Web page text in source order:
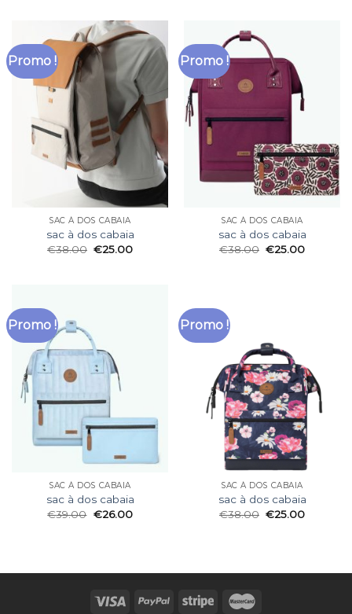
Promo !
SAC À DOS CABAIA
sac à dos cabaia
€38.00 €25.00
Promo !
SAC À DOS CABAIA
sac à dos cabaia
€38.00 €25.00
Promo !
SAC À DOS CABAIA
sac à dos cabaia
€39.00 €26.00
Promo !
SAC À DOS CABAIA
sac à dos cabaia
€38.00 €25.00